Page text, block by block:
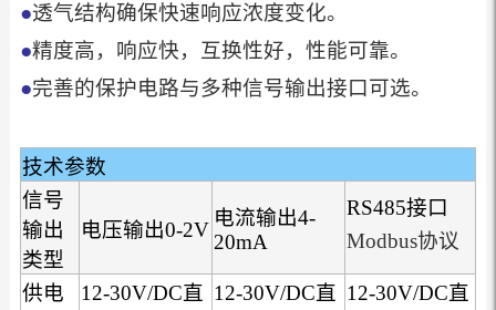
●透气结构确保快速响应浓度变化。
●精度高，响应快，互换性好，性能可靠。
●完善的保护电路与多种信号输出接口可选。
技术参数
信号
输出
类型
电压输出0-2V
电流输出4-
20mA
RS485接口
Modbus协议
供电
12-30V/DC直 12-30V/DC直 12-30V/DC直